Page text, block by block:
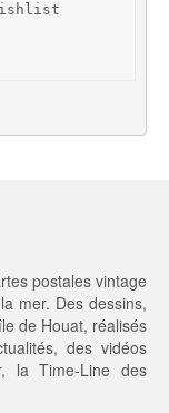
postales vintage
mer. Des dessins,
de Houat, réalisés
, des vidéos
, laTime-Line des